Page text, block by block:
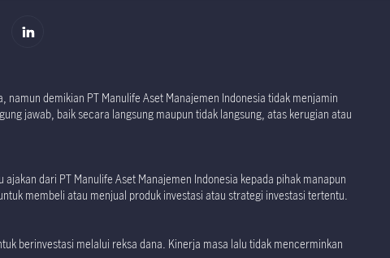
demikian PT Manulife Aset Manajemen Indonesia tidak menjamin
jawab, baik secara langsung maupun tidak langsung, atas kerugian atau
dari PT Manulife Aset Manajemen Indonesia kepada pihak manapun
membeli atau menjual produk investasi atau strategi investasi tertentu.
berinvestasi melalui reksa dana. Kinerja masa lalu tidak mencerminkan